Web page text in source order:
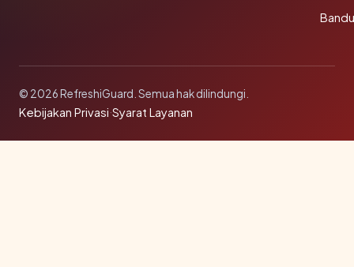
© 2026 RefreshiGuard. Semua hak dilindungi.
Kebijakan Privasi·Syarat Layanan